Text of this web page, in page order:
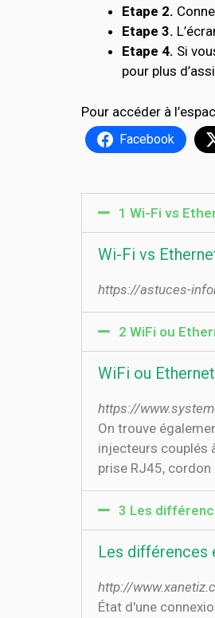
Etape 2.
Etape 3.
Etape 4. Si
pour plus
Pour accéder à
Facebook
1 Wi-Fi vs
Wi-Fi vs
https://astuces-
2 WiFi ou
WiFi ou
https://
On trouve
injecteurs couplés
prise RJ45,
3 Les
Les différences
http://
État d'une